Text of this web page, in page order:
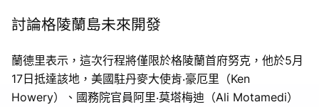
討論格陵蘭島未來開發
蘭德里表示，這次行程將僅限於格陵蘭首府努克，他於5月
17日抵達該地，美國駐丹麥大使肯‧豪厄里（Ken
Howery）、國務院官員阿里‧莫塔梅迪（Ali Motamedi）